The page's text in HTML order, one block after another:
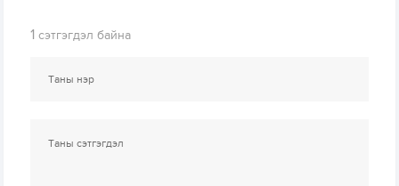
1 сэтгэгдэл байна